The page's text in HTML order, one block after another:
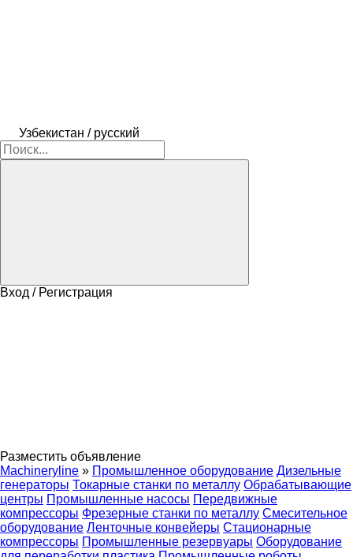
Узбекистан / русский
Вход / Регистрация
Разместить объявление
Machineryline » Промышленное оборудование Дизельные
генераторы Токарные станки по металлу Обрабатывающие
центры Промышленные насосы Передвижные
компрессоры Фрезерные станки по металлу Смесительное
оборудование Ленточные конвейеры Стационарные
компрессоры Промышленные резервуары Оборудование